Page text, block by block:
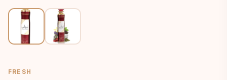
FRESH